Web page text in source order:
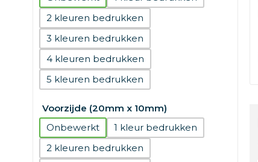
2
3
4
5
Voorzijde (20mm x 10mm)
Onbewerkt
1
2